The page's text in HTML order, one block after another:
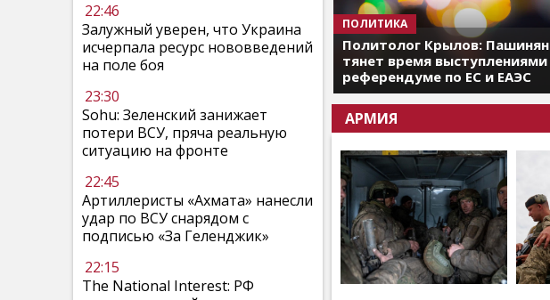
22:46
Залужный уверен, что Украина
исчерпала ресурс нововведений
на поле боя
23:30
Sohu: Зеленский занижает
потери ВСУ, пряча реальную
ситуацию на фронте
22:45
Артиллеристы «Ахмата» нанесли
удар по ВСУ снарядом с
подписью «За Геленджик»
22:15
The National Interest: РФ
ПОЛИТИКА
Политолог Крылов: Пашинян
тянет время выступлениями
референдуме по ЕС и ЕАЭС
АРМИЯ